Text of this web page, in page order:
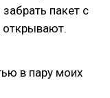
пакет с
открывают.
в пару моих